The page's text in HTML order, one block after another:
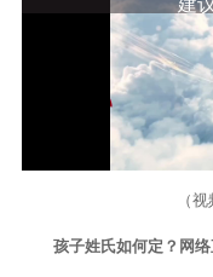
（
孩子姓氏如何定？网